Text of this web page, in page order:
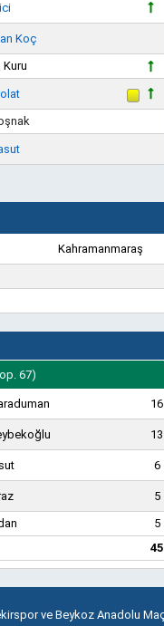
Koç
Kahramanmaraş
67)
16
13
6
5
5
45
ve Beykoz Anadolu